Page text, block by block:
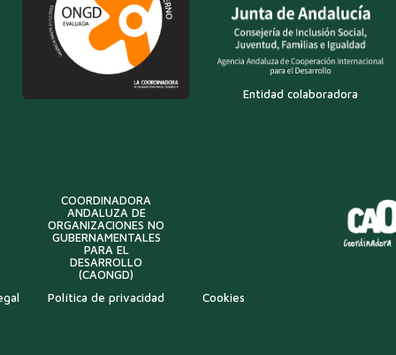
Entidad colaboradora
COORDINADORA
ANDALUZA DE
ORGANIZACIONES NO
GUBERNAMENTALES
PARA EL
DESARROLLO
(CAONGD)
Política de privacidad Cookies